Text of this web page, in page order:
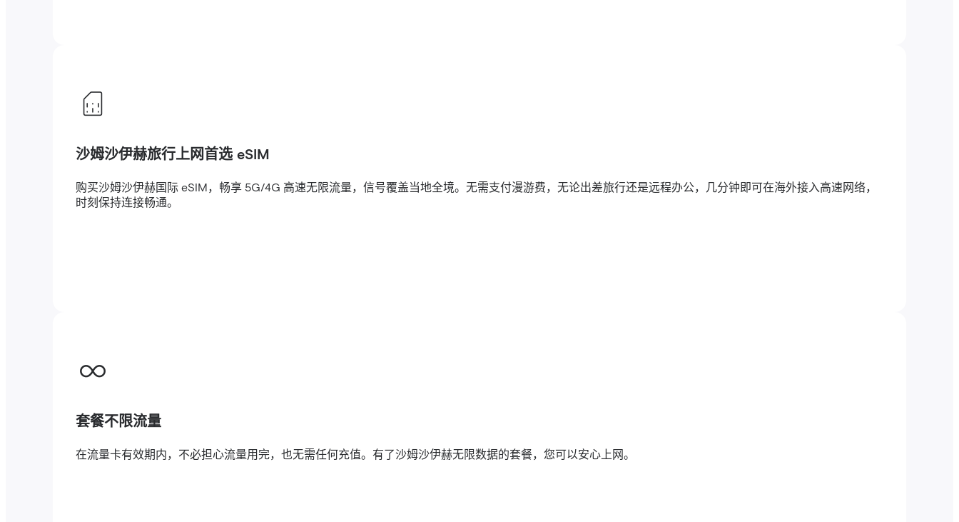
沙姆沙伊赫旅行上网首选 eSIM
购买沙姆沙伊赫国际 eSIM，畅享 5G/4G 高速无限流量，信号覆盖当地全境。无需支付漫游费，无论出差旅行还是远程办公，几分钟即可在海外接入高速网络，
时刻保持连接畅通。
套餐不限流量
在流量卡有效期内，不必担心流量用完，也无需任何充值。有了沙姆沙伊赫无限数据的套餐，您可以安心上网。